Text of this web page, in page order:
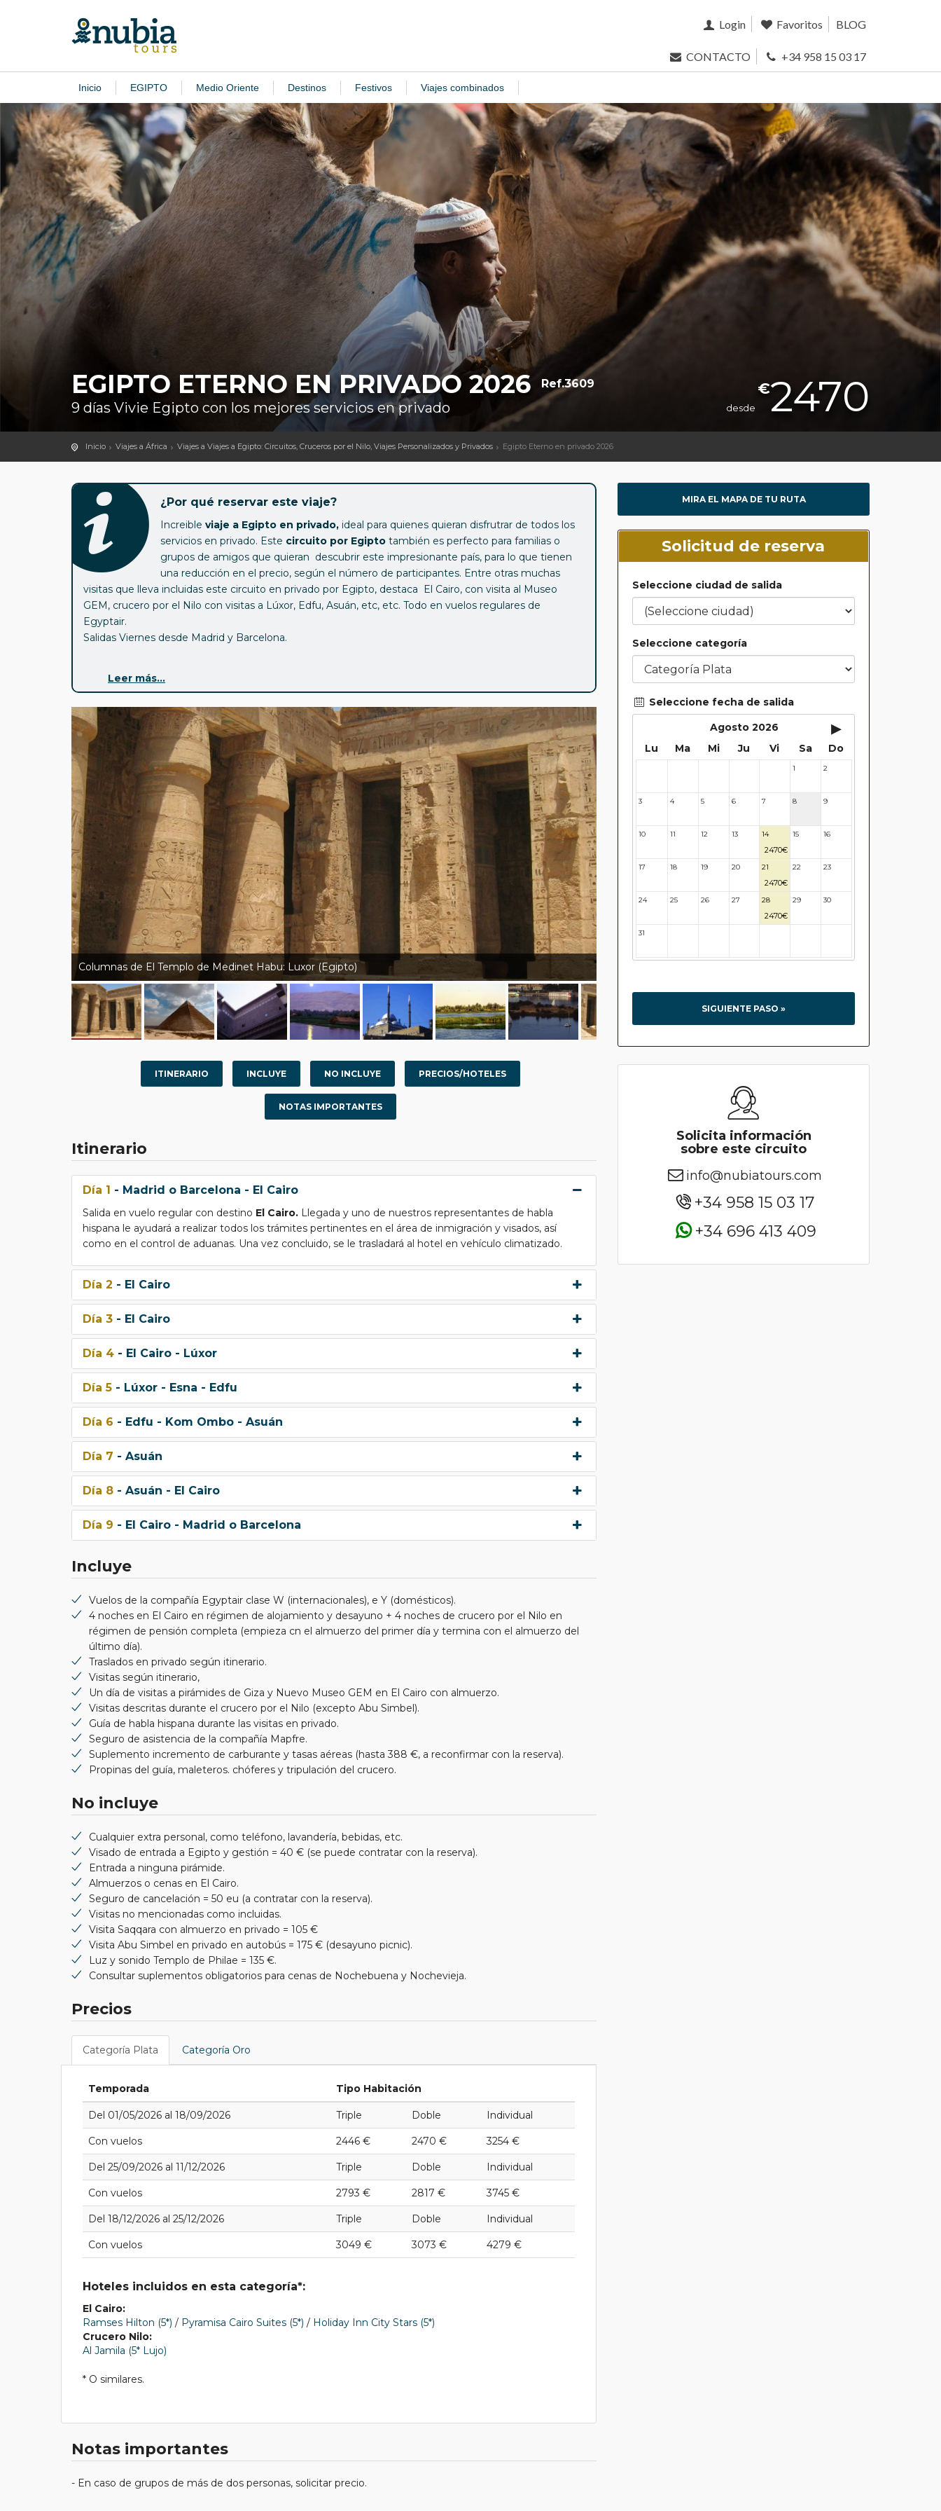
Login Favoritos BLOG
CONTACTO +34 958 15 03 17
Inicio EGIPTO Medio Oriente Destinos Festivos Viajes combinados
EGIPTO ETERNO EN PRIVADO 2026 Ref.3609
9 días Vivie Egipto con los mejores servicios en privado desde
€2470
Inicio Viajes a África Viajes a Viajes a Egipto: Circuitos, Cruceros por el Nilo, Viajes Personalizados y Privados Egipto Eterno en privado 2026
¿Por qué reservar este viaje?
Increible viaje a Egipto en privado, ideal para quienes quieran disfrutrar de todos los
servicios en privado. Este circuito por Egipto también es perfecto para familias o
grupos de amigos que quieran descubrir este impresionante país, para lo que tienen
una reducción en el precio, según el número de participantes. Entre otras muchas
visitas que lleva incluidas este circuito en privado por Egipto, destaca El Cairo, con visita al Museo
GEM, crucero por el Nilo con visitas a Lúxor, Edfu, Asuán, etc, etc. Todo en vuelos regulares de
Egyptair.
Salidas Viernes desde Madrid y Barcelona.
Leer más...
Columnas de El Templo de Medinet Habu: Luxor (Egipto)
ITINERARIO INCLUYE NO INCLUYE PRECIOS/HOTELES
NOTAS IMPORTANTES
Itinerario
Día 1 - Madrid o Barcelona - El Cairo
Salida en vuelo regular con destino El Cairo. Llegada y uno de nuestros representantes de habla
hispana le ayudará a realizar todos los trámites pertinentes en el área de inmigración y visados, así
como en el control de aduanas. Una vez concluido, se le trasladará al hotel en vehículo climatizado.
Día 2 - El Cairo
Día 3 - El Cairo
Día 4 - El Cairo - Lúxor
Día 5 - Lúxor - Esna - Edfu
Día 6 - Edfu - Kom Ombo - Asuán
Día 7 - Asuán
Día 8 - Asuán - El Cairo
Día 9 - El Cairo - Madrid o Barcelona
Incluye
Vuelos de la compañía Egyptair clase W (internacionales), e Y (domésticos).
4 noches en El Cairo en régimen de alojamiento y desayuno + 4 noches de crucero por el Nilo en
régimen de pensión completa (empieza cn el almuerzo del primer día y termina con el almuerzo del
último día).
Traslados en privado según itinerario.
Visitas según itinerario,
Un día de visitas a pirámides de Giza y Nuevo Museo GEM en El Cairo con almuerzo.
Visitas descritas durante el crucero por el Nilo (excepto Abu Simbel).
Guía de habla hispana durante las visitas en privado.
Seguro de asistencia de la compañía Mapfre.
Suplemento incremento de carburante y tasas aéreas (hasta 388 €, a reconfirmar con la reserva).
Propinas del guía, maleteros. chóferes y tripulación del crucero.
No incluye
Cualquier extra personal, como teléfono, lavandería, bebidas, etc.
Visado de entrada a Egipto y gestión = 40 € (se puede contratar con la reserva).
Entrada a ninguna pirámide.
Almuerzos o cenas en El Cairo.
Seguro de cancelación = 50 eu (a contratar con la reserva).
Visitas no mencionadas como incluidas.
Visita Saqqara con almuerzo en privado = 105 €
Visita Abu Simbel en privado en autobús = 175 € (desayuno picnic).
Luz y sonido Templo de Philae = 135 €.
Consultar suplementos obligatorios para cenas de Nochebuena y Nochevieja.
Precios
Categoría Plata Categoría Oro
Temporada Tipo Habitación
Del 01/05/2026 al 18/09/2026 Triple Doble Individual
Con vuelos 2446 € 2470 € 3254 €
Del 25/09/2026 al 11/12/2026 Triple Doble Individual
Con vuelos 2793 € 2817 € 3745 €
Del 18/12/2026 al 25/12/2026 Triple Doble Individual
Con vuelos 3049 € 3073 € 4279 €
Hoteles incluidos en esta categoría*:
El Cairo:
Ramses Hilton (5*) / Pyramisa Cairo Suites (5*) / Holiday Inn City Stars (5*)
Crucero Nilo:
Al Jamila (5* Lujo)
* O similares.
Notas importantes
- En caso de grupos de más de dos personas, solicitar precio.
MIRA EL MAPA DE TU RUTA
Solicitud de reserva
Seleccione ciudad de salida
Seleccione categoría
Seleccione fecha de salida
Agosto 2026
▸
Lu Ma Mi Ju Vi Sa Do
1 2
3 4 5 6 7 8 9
10 11 12 13 14
2470€
15 16
17 18 19 20 21
2470€
22 23
24 25 26 27 28
2470€
29 30
31
SIGUIENTE PASO »
Solicita información
sobre este circuito
info@nubiatours.com
+34 958 15 03 17
+34 696 413 409